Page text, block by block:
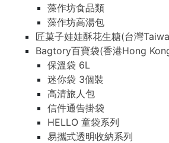
藻作坊食品類
藻作坊高湯包
匠菓子娃娃酥花生糖(台灣
Bagtory百寶袋(香港Hong
保溫袋 6L
迷你袋 3個裝
高清旅人包
信件通告掛袋
HELLO 童袋系列
易攜式透明收納系列